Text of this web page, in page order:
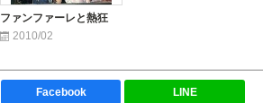
ファンファーレと熱狂
2010/02
Facebook LINE